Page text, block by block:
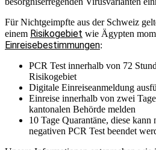
Für Nichtgeimpfte aus der Schweiz
einem Risikogebiet wie Ägypten
Einreisebestimmungen:
PCR Test innerhalb von 72
Risikogebiet
Digitale Einreiseanmeldung
Einreise innerhalb von zwei
kantonalen Behörde melden
10 Tage Quarantäne, diese
negativen PCR Test beendet